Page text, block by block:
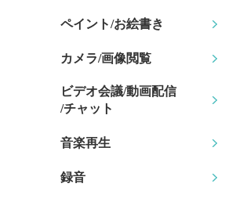
ペイント/お絵書き
カメラ/画像閲覧
ビデオ会議/動画配信
/チャット
音楽再生
録音